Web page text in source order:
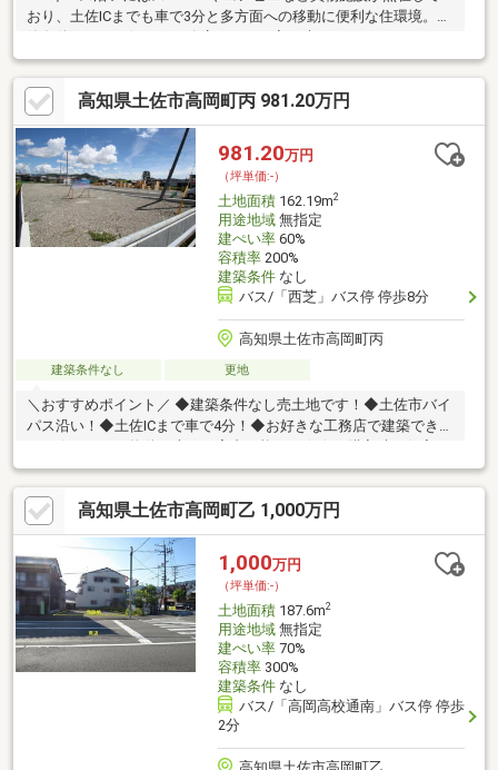
おり、土佐ICまでも車で3分と多方面への移動に便利な住環境。建
■水道負担金313189円+水道引き込み代11万円別途必要です。
高知県土佐市高岡町丙 981.20万円
981.20万円
（坪単価:-）
土地面積162.19m2
用途地域無指定
建ぺい率60%
容積率200%
建築条件なし
バス/「西芝」バス停 停歩8分
高知県土佐市高岡町丙
建築条件なし 更地
＼おすすめポイント／ ◆建築条件なし売土地です！◆土佐市バイ
パス沿い！◆土佐ICまで車で4分！◆お好きな工務店で建築できま
ーン相談も無料で承ります♪物件が気になったらお好きなタイミン
グでお気軽にお問い合わせください！資料請求フォームからは24
時間受付中☆ おうちと皆様のご縁を結ぶことが私たちの使命で
す。 皆様にお会いできますことを、心よりお待ち申し上げてお
ります 土地購入をお考えの方に好条件の売地が多数あります。
高知県土佐市高岡町乙 1,000万円
1,000万円
（坪単価:-）
土地面積187.6m2
用途地域無指定
建ぺい率70%
容積率300%
建築条件なし
バス/「高岡高校通南」バス停 停歩
2分